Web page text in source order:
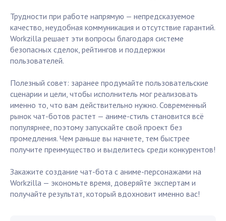
Трудности при работе напрямую — непредсказуемое
качество, неудобная коммуникация и отсутствие гарантий.
Workzilla решает эти вопросы благодаря системе
безопасных сделок, рейтингов и поддержки
пользователей.
Полезный совет: заранее продумайте пользовательские
сценарии и цели, чтобы исполнитель мог реализовать
именно то, что вам действительно нужно. Современный
рынок чат-ботов растет — аниме-стиль становится всё
популярнее, поэтому запускайте свой проект без
промедления. Чем раньше вы начнете, тем быстрее
получите преимущество и выделитесь среди конкурентов!
Закажите создание чат-бота с аниме-персонажами на
Workzilla — экономьте время, доверяйте экспертам и
получайте результат, который вдохновит именно вас!